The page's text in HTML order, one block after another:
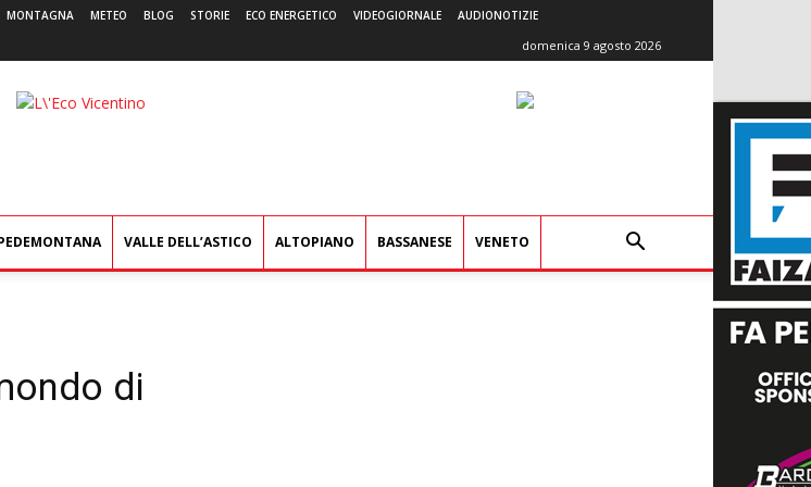
MONTAGNA METEO BLOG STORIE ECO ENERGETICO VIDEOGIORNALE AUDIONOTIZIE
domenica 9 agosto 2026
L'Eco
VALLE DELL’ASTICO ALTOPIANO BASSANESE VENETO
di